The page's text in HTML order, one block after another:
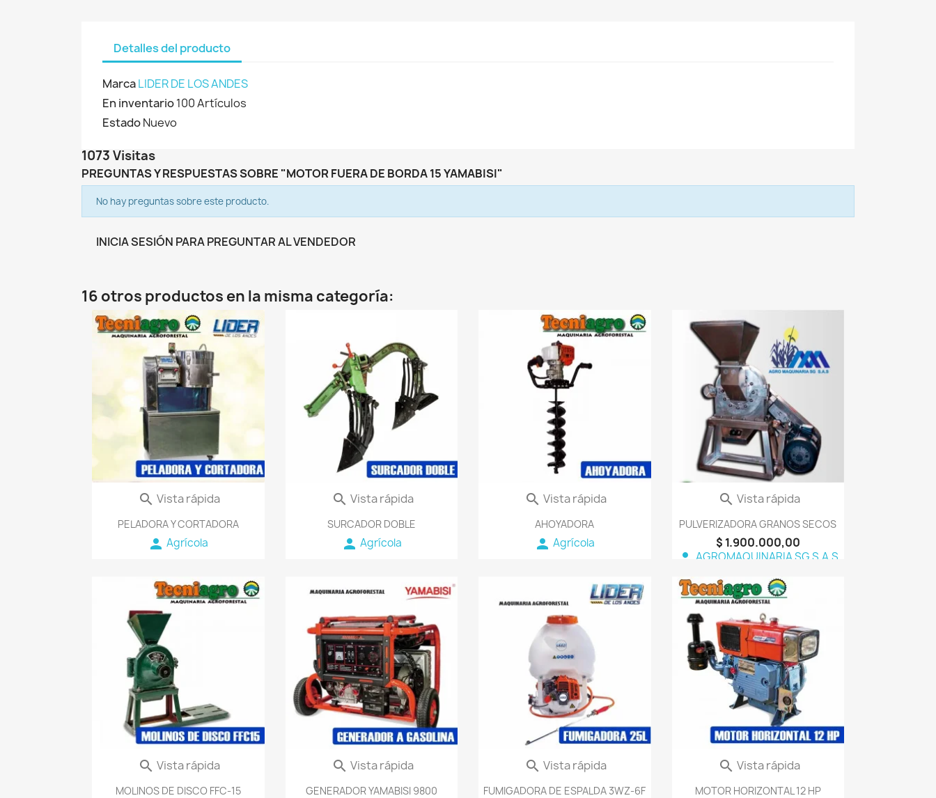
Detalles del producto
MarcaLIDER DE LOS ANDES
En inventario100 Artículos
EstadoNuevo
1073 Visitas
PREGUNTAS Y RESPUESTAS SOBRE "MOTOR FUERA DE BORDA 15 YAMABISI"
No hay preguntas sobre este producto.
INICIA SESIÓN PARA PREGUNTAR AL VENDEDOR
16 otros productos en la misma categoría:
PELADORA Y CORTADORA
person Agrícola
favorite_border
 Vista rápida
SURCADOR DOBLE
person Agrícola
favorite_border
 Vista rápida
AHOYADORA
person Agrícola
 Vista rápida
PULVERIZADORA GRANOS SECOS
$ 1.900.000,00
person AGROMAQUINARIA SG S.A.S
favorite_border
 Vista rápida
MOLINOS DE DISCO FFC-15
 Vista rápida
GENERADOR YAMABISI 9800
favorite_border
 Vista rápida
FUMIGADORA DE ESPALDA 3WZ-6F
 Vista rápida
MOTOR HORIZONTAL 12 HP
favorite_border
 Vista rápida